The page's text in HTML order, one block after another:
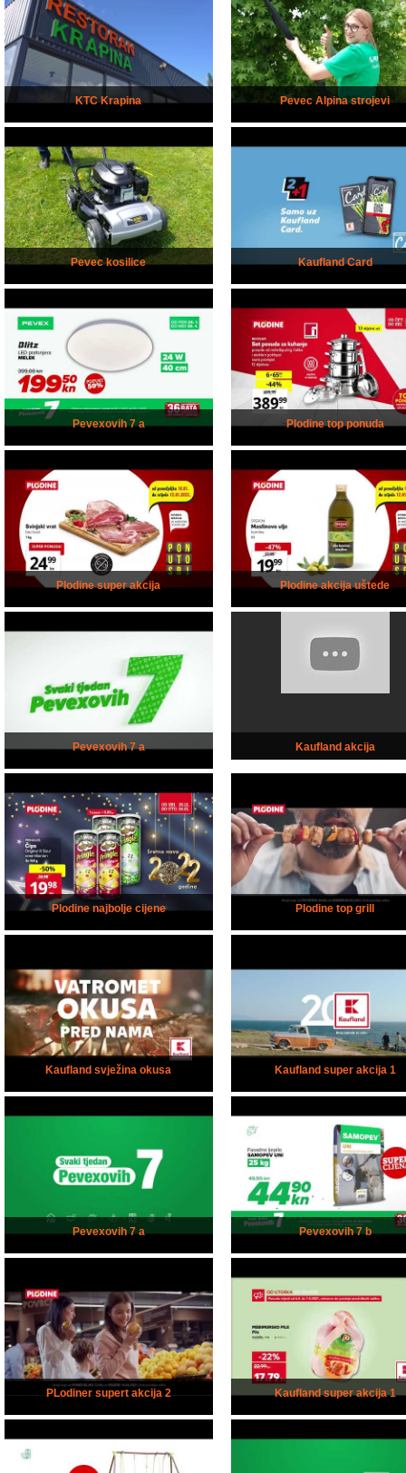
KTC Krapina Pevec Alpina strojevi
Pevec kosilice Kaufland Card
Pevexovih 7 a Plodine top ponuda
Plodine super akcija Plodine akcija uštede
Pevexovih 7 a Kaufland akcija
Plodine najbolje cijene Plodine top grill
Kaufland svježina okusa Kaufland super akcija 1
Pevexovih 7 a Pevexovih 7 b
PLodiner supert akcija 2 Kaufland super akcija 1